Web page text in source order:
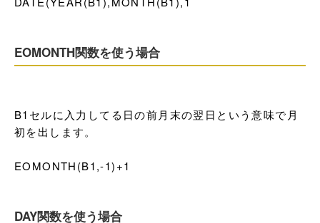
EOMONTH関数を使う場合
B1セルに入力してる日の前月末の翌日という意味で月
初を出します。
EOMONTH(B1,-1)+1
DAY関数を使う場合